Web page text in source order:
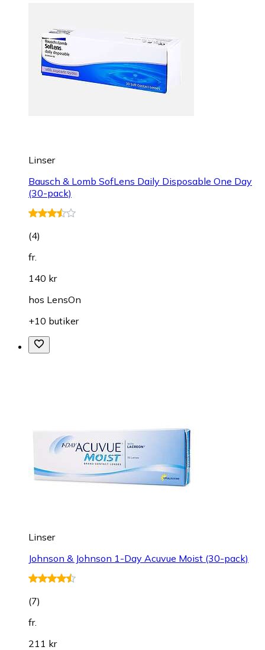
Linser
Bausch & Lomb SofLens Daily Disposable One Day
(30-pack)
(4)
fr.
140 kr
hos LensOn
+10 butiker
Linser
Johnson & Johnson 1-Day Acuvue Moist (30-pack)
(7)
fr.
211 kr